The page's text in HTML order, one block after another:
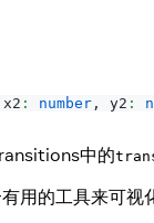
x2 : number , y2 :
中的
用的工具来可视